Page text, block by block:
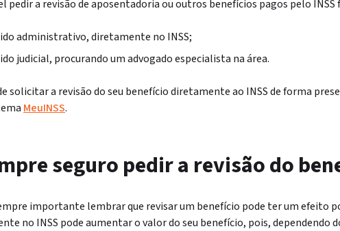
pedir a revisão de aposentadoria ou outros benefícios pagos pelo INSS
administrativo, diretamente no INSS;
judicial, procurando um advogado especialista na área.
solicitar a revisão do seu benefício diretamente ao INSS de forma
MeuINSS.
seguro pedir a revisão do
importante lembrar que revisar um benefício pode ter um efeito
no INSS pode aumentar o valor do seu benefício, pois, dependendo